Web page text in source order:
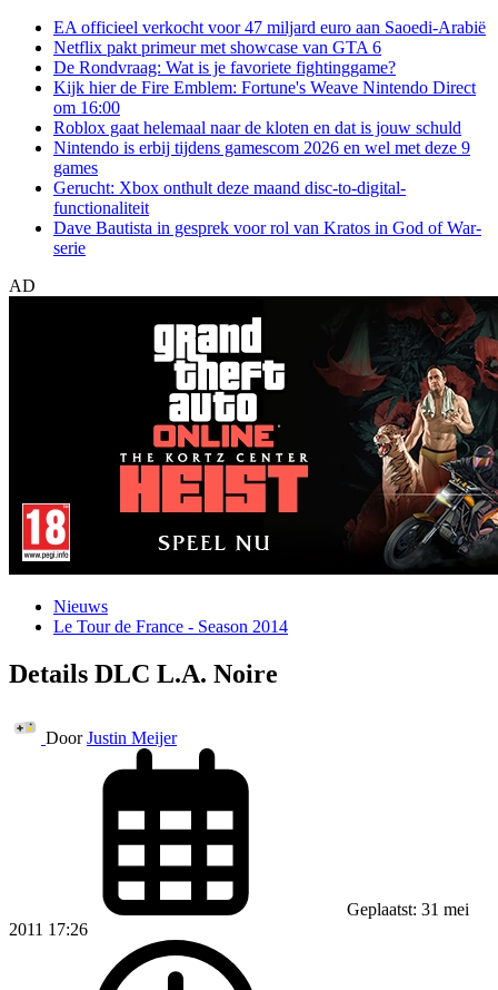
EA officieel verkocht voor 47 miljard euro aan Saoedi-Arabië
Netflix pakt primeur met showcase van GTA 6
De Rondvraag: Wat is je favoriete fightinggame?
Kijk hier de Fire Emblem: Fortune's Weave Nintendo Direct
om 16:00
Roblox gaat helemaal naar de kloten en dat is jouw schuld
Nintendo is erbij tijdens gamescom 2026 en wel met deze 9
games
Gerucht: Xbox onthult deze maand disc-to-digital-
functionaliteit
Dave Bautista in gesprek voor rol van Kratos in God of War-
serie
AD
Nieuws
Le Tour de France - Season 2014
Details DLC L.A. Noire
Door Justin Meijer
Geplaatst: 31 mei
2011 17:26